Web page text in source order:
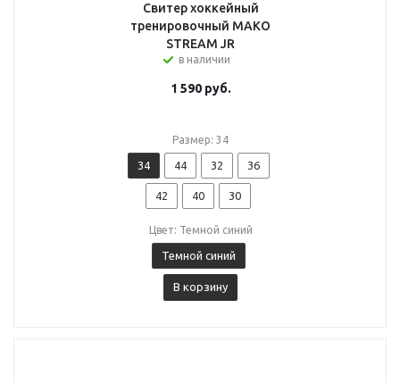
Свитер хоккейный
тренировочный MAKO
STREAM JR
в наличии
1 590руб.
Размер: 34
34 44 32 36
42 40 30
Цвет: Темной синий
Темной синий
В корзину